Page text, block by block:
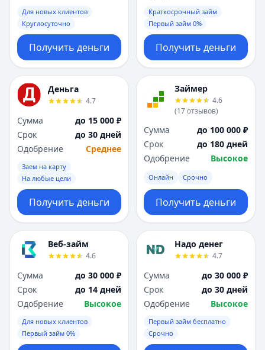
Для новых клиентов
Круглосуточно
Получить деньги
Краткосрочный займ
Первый займ 0%
Получить деньги
Деньга
4.7
Сумма
до 15 000 ₽
Срок
до 30 дней
Одобрение
Среднее
Заем на карту
На любые цели
Получить деньги
Займер
4.6
(17отзывов)
Сумма
до 100 000 ₽
Срок
до 180 дней
Одобрение
Высокое
Онлайн Срочно
Получить деньги
Веб-займ
4.6
Сумма
до 30 000 ₽
Срок
до 14 дней
Одобрение
Высокое
Для новых клиентов
Первый займ 0%
Надо денег
4.7
Сумма
до 30 000 ₽
Срок
до 30 дней
Одобрение
Высокое
Первый займ бесплатно
Срочно